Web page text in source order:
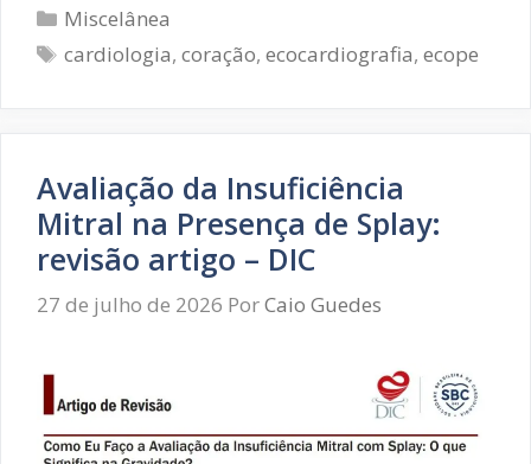
preciso
los
Categorias
Miscelânea
Tags
cardiologia,coração,ecocardiografia,ecope
Avaliação da Insuficiência
Mitral na Presença de Splay:
revisão artigo – DIC
27 de julho de 2026 PorCaio Guedes